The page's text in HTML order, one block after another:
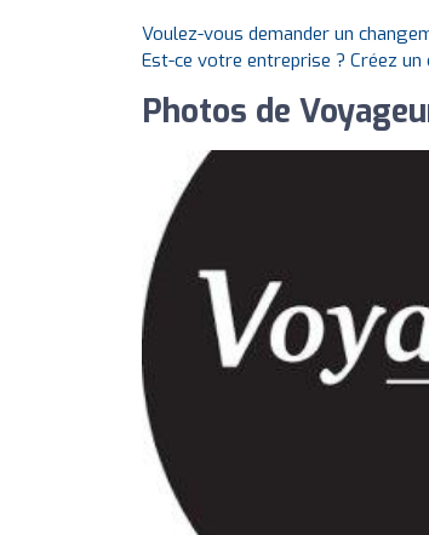
Voulez-vous demander un
Est-ce votre entreprise ? Créez
Photos de